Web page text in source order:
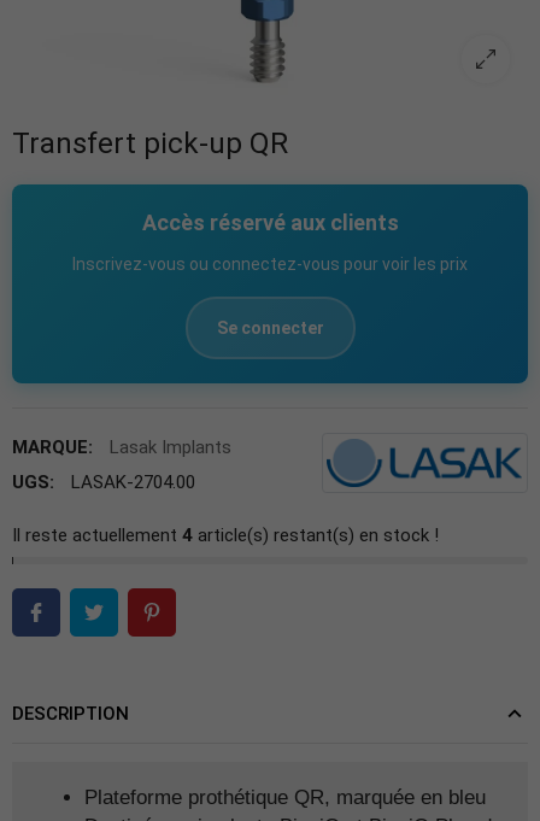
Transfert pick-up QR
Accès réservé aux clients
Inscrivez-vous ou connectez-vous pour voir les prix
Se connecter
MARQUE:
Lasak Implants
UGS:
LASAK-2704.00
Il reste actuellement 4 article(s) restant(s) en stock !
DESCRIPTION
Plateforme prothétique QR, marquée en bleu